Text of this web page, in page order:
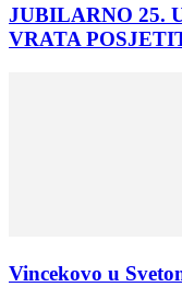
JUBILARNO 25.
VRATA
Vincekovo u